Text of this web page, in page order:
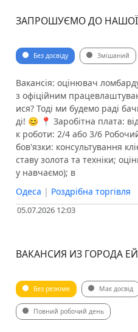
ЗАПРОШУЄМО ДО
Без досвіду Змішаний
Вакансія: оцінювач
з офіційним
ися? Тоді ми будемо раді
ді! 😊 📍 Заробітна плата:
к роботи: 2/4 або 3/6
бов'язки: консультування
ставу золота та техніки;
у навчаємо); в
Одеса | Роздрібна торгівля
05.07.2026 12:03
ВАКАНСИЯ ИЗ ГОРОДА
Без резюме Має досвід
Повний робочий день